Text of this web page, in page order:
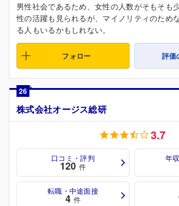
男性社会であるため、女性の人数がそもそも
性の活躍も見られるが、マイノリティのため
る人もいるかもしれない。
フォロー 評価
26
株式会社オージス総研
3.7
口コミ・評判
120 件
年
転職・中途面接
4 件